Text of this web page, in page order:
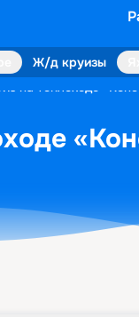
Ж/д круизы
на теплоходе